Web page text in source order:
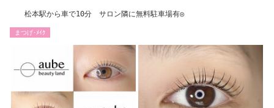
松本駅から車で10分 サロン隣に無料駐車場有◎
まつげ･ﾒｲｸ